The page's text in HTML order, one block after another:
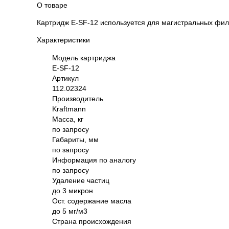
О товаре
Картридж E-SF-12 используется для магистральных
Характеристики
Модель картриджа
E-SF-12
Артикул
112.02324
Производитель
Kraftmann
Масса, кг
по запросу
Габариты, мм
по запросу
Информация по аналогу
по запросу
Удаление частиц
до 3 микрон
Ост. содержание масла
до 5 мг/м3
Страна происхождения